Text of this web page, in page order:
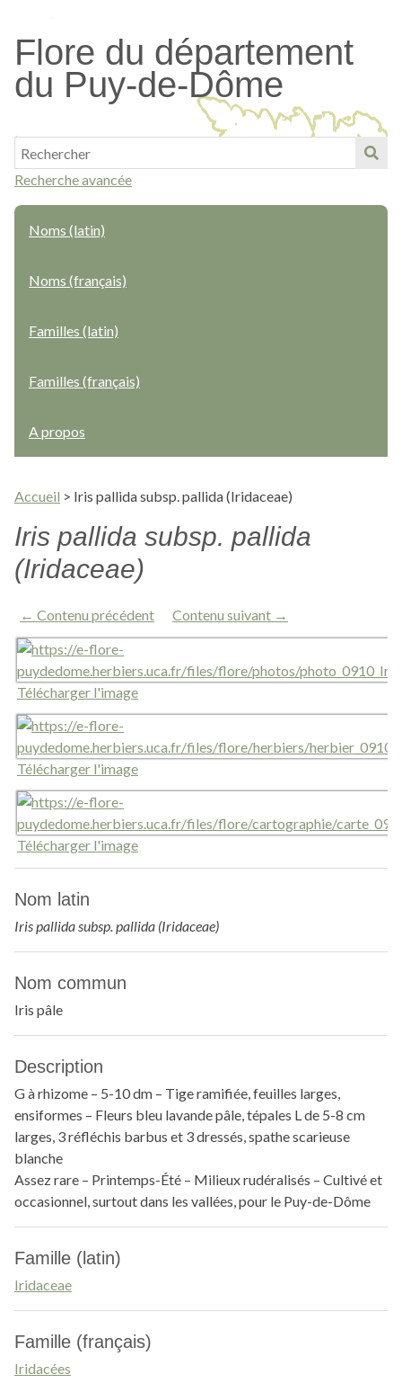
contenu
principal
Flore du département
du Puy-de-Dôme
Recherche avancée
Noms (latin)
Noms (français)
Familles (latin)
Familles (français)
A propos
Accueil > Iris pallida subsp. pallida (Iridaceae)
Iris pallida subsp. pallida
(Iridaceae)
← Contenu précédent Contenu suivant →
Télécharger l'image
Télécharger l'image
Télécharger l'image
Nom latin
Iris pallida subsp. pallida (Iridaceae)
Nom commun
Iris pâle
Description
G à rhizome – 5-10 dm – Tige ramifiée, feuilles larges,
ensiformes – Fleurs bleu lavande pâle, tépales L de 5-8 cm
larges, 3 réfléchis barbus et 3 dressés, spathe scarieuse
blanche
Assez rare – Printemps-Été – Milieux rudéralisés – Cultivé et
occasionnel, surtout dans les vallées, pour le Puy-de-Dôme
Famille (latin)
Iridaceae
Famille (français)
Iridacées